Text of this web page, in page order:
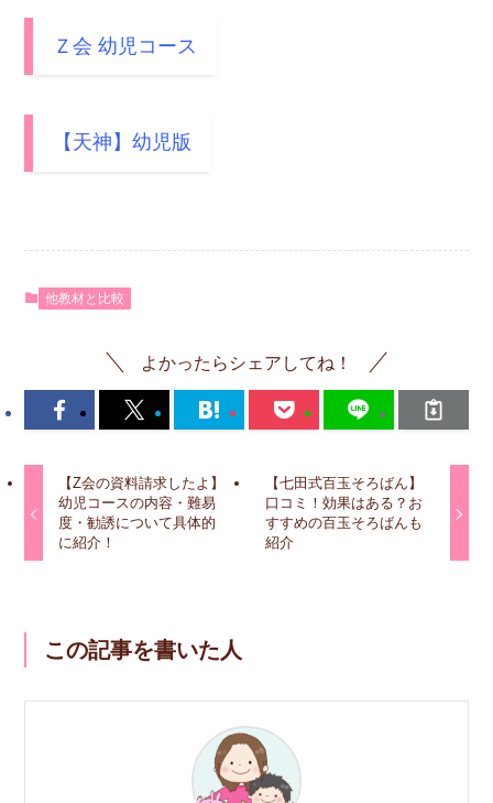
Ｚ会 幼児コース
【天神】幼児版
他教材と比較
よかったらシェアしてね！
【Z会の資料請求したよ】
幼児コースの内容・難易
度・勧誘について具体的
に紹介！
【七田式百玉そろばん】
口コミ！効果はある？お
すすめの百玉そろばんも
紹介
この記事を書いた人